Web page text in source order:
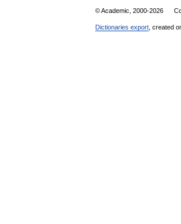
© Academic, 2000-2026
Dictionaries export , created